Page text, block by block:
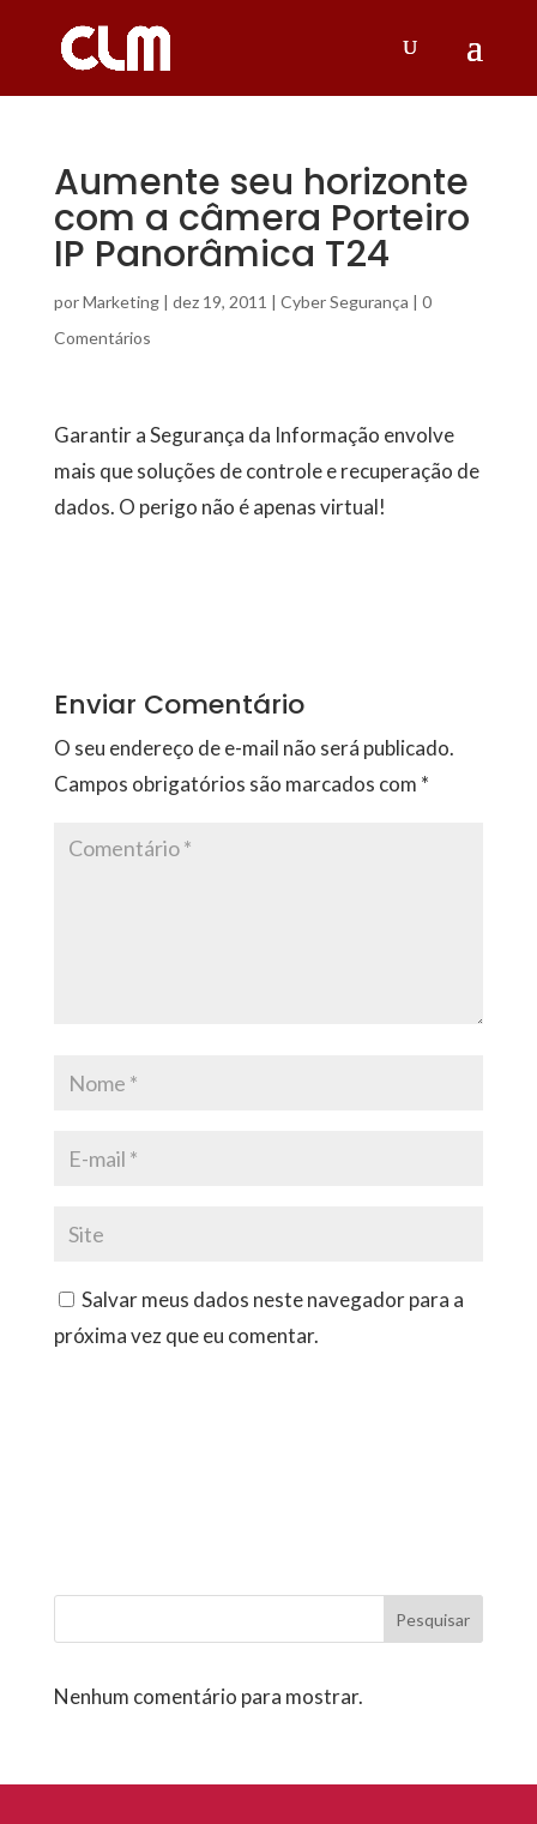
Aumente seu horizonte
com a câmera Porteiro
IP Panorâmica T24
porMarketing| dez 19, 2011 | Cyber Segurança | 0
Comentários
Garantir a Segurança da Informação envolve
mais que soluções de controle e recuperação de
dados. O perigo não é apenas virtual!
Enviar Comentário
O seu endereço de e-mail não será publicado.
Campos obrigatórios são marcados com *
Salvar meus dados neste navegador para a
próxima vez que eu comentar.
Pesquisar
Nenhum comentário para mostrar.